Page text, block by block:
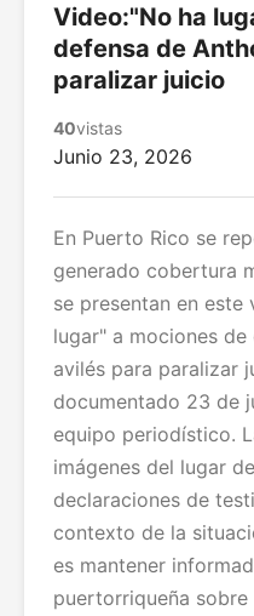
Video:"No ha
defensa de
paralizar juicio
40vistas
Junio 23, 2026
En Puerto Rico se
generado cobertura
se presentan en
lugar" a mociones
avilés para paralizar
documentado 23 de
equipo periodístico.
imágenes del lugar
declaraciones de
contexto de la
es mantener
puertorriqueña